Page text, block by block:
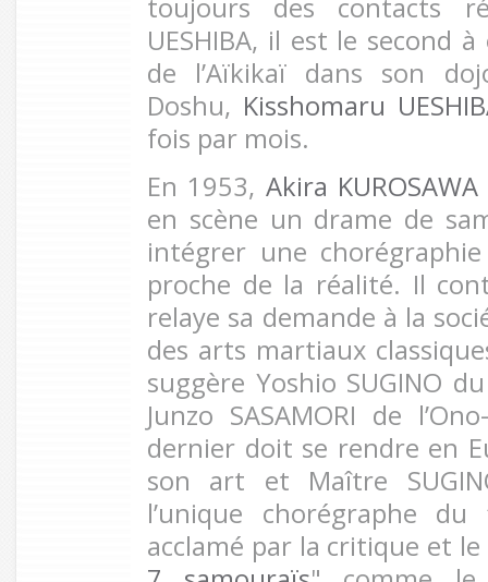
toujours des contacts
UESHIBA, il est le second
de l’Aïkikaï dans son
Doshu, Kisshomaru
fois par mois.
En 1953, Akira KUROSAWA
en scène un drame de
intégrer une
proche de la réalité. Il
relaye sa demande à la
des arts martiaux
suggère Yoshio SUGINO
Junzo SASAMORI de
dernier doit se rendre en
son art et Maître
l’unique chorégraphe
acclamé par la critique et